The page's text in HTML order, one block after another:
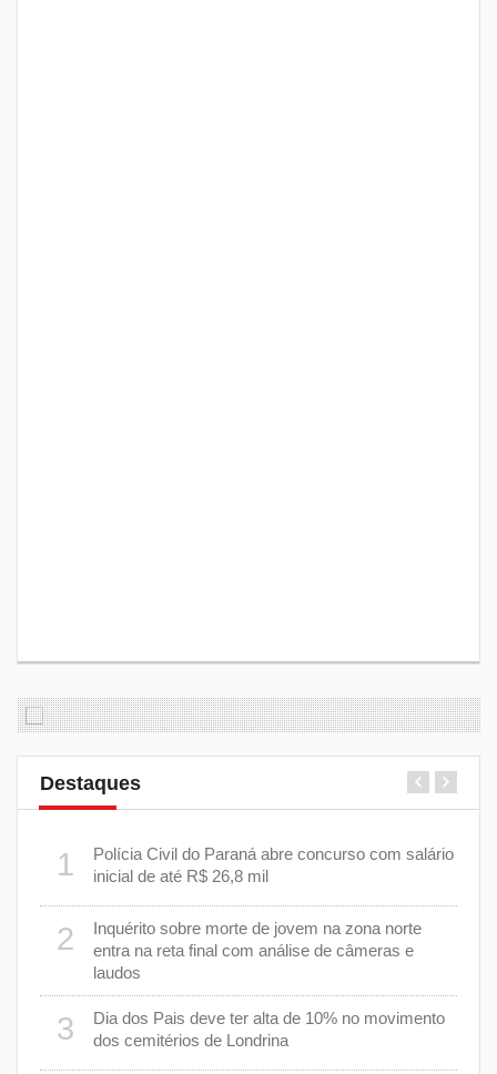
Destaques
1
Polícia Civil do Paraná abre concurso com salário
inicial de até R$ 26,8 mil
2
Inquérito sobre morte de jovem na zona norte
entra na reta final com análise de câmeras e
laudos
3
Dia dos Pais deve ter alta de 10% no movimento
dos cemitérios de Londrina